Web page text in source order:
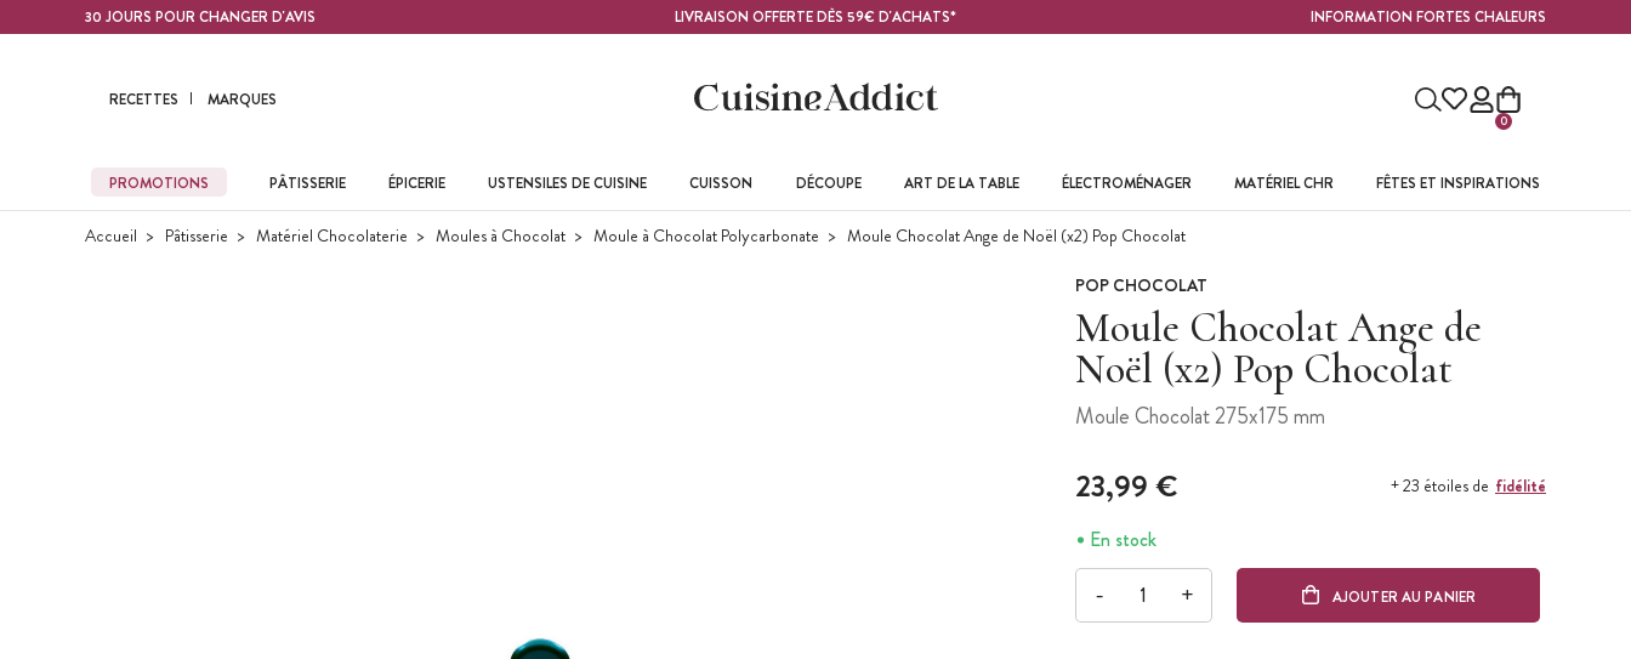
Contenu principal30 JOURS POUR CHANGER D'AVIS LIVRAISON OFFERTE DÈS 59€ D'ACHATS* INFORMATION FORTES CHALEURS
RECETTES MARQUES
0
PROMOTIONS PÂTISSERIE ÉPICERIE USTENSILES DE CUISINE CUISSON DÉCOUPE ART DE LA TABLE ÉLECTROMÉNAGER MATÉRIEL CHR FÊTES ET INSPIRATIONS
Accueil Pâtisserie Matériel Chocolaterie Moules à Chocolat Moule à Chocolat Polycarbonate Moule Chocolat Ange de Noël (x2) Pop Chocolat
POP CHOCOLAT
Moule Chocolat Ange de
Noël (x2) Pop Chocolat
Moule Chocolat 275x175 mm
23,99 € + 23 étoiles de fidélité
En stock
- + AJOUTER AU PANIER